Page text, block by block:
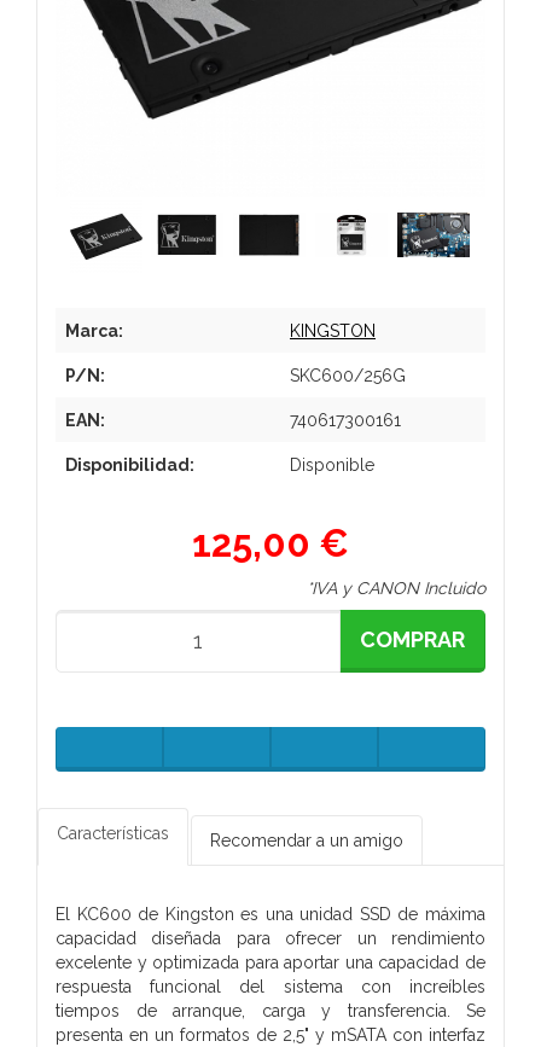
Marca: KINGSTON
P/N: SKC600/256G
EAN: 740617300161
Disponibilidad: Disponible
125,00 €
*IVA y CANON Incluido
COMPRAR
Características Recomendar a un amigo
El KC600 de Kingston es una unidad SSD de máxima
capacidad diseñada para ofrecer un rendimiento
excelente y optimizada para aportar una capacidad de
respuesta funcional del sistema con increíbles
tiempos de arranque, carga y transferencia. Se
presenta en un formatos de 2,5" y mSATA con interfaz